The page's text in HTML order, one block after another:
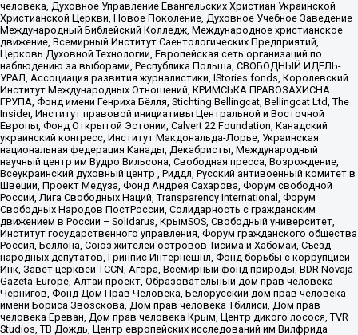
человека, Духовное Управление Евангельских Христиан Украинской
Христианской Церкви, Новое Поколение, Духовное Учебное Заведение
Международный Библейский Колледж, Международное христианское
движение, Всемирный Институт Саентологических Предприятий,
Церковь Духовной Технологии, Европейская сеть организаций по
наблюдению за выборами, Республика Польша, СВОБОДНЫЙ ИДЕЛЬ-
УРАЛ, Ассоциация развития журналистики, IStories fonds, Королевский
Институт Международных Отношений, КРИМСЬКА ПРАВОЗАХИСНА
ГРУПА, Фонд имени Генриха Бёлля, Stichting Bellingcat, Bellingcat Ltd, The
Insider, Институт правовой инициативы Центральной и Восточной
Европы, Фонд Открытой Эстонии, Calvert 22 Foundation, Канадский
украинский конгресс, Институт Макдональда-Лорье, Украинская
национальная федерация Канады, Декабристы, Международный
научный центр им Вудро Вильсона, Свободная пресса, Возрождение,
Всеукраинский духовный центр , Риддл, Русский антивоенный комитет в
Швеции, Проект Медуза, Фонд Андрея Сахарова, Форум свободной
России, Лига Свободных Наций, Transparеncy International, Форум
Свободных Народов ПостРоссии, Солидарность с гражданским
движением в России – Solidarus, КрымSOS, Свободный университет,
Институт государственного управления, Форум гражданского общества
Россия, Беллона, Союз жителей островов Тисима и Хабомаи, Съезд
народных депутатов, Гринпис Интернешнл, Фонд борьбы с коррупцией
Инк, Завет церквей TCCN, Агора, Всемирный фонд природы, BDR Novaja
Gazeta-Europe, Алтай проект, Образовательный дом прав человека
Чернигов, Фонд Дом Прав Человека, Белорусский дом прав человека
имени Бориса Звозскова, Дом прав человека Тбилиси, Дом прав
человека Ереван, Дом прав человека Крым, Центр дикого лосося, TVR
Studios, ТВ Дождь, Центр европейских исследований им Вилфрида